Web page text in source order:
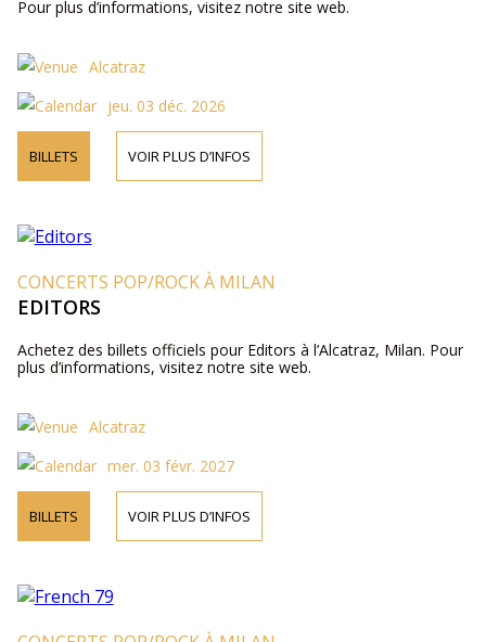
Pour plus d’informations, visitez notre site web.
Alcatraz
jeu. 03 déc. 2026
BILLETS VOIR PLUS D’INFOS
CONCERTS POP/ROCK À MILAN
EDITORS
Achetez des billets officiels pour Editors à l’Alcatraz, Milan. Pour
plus d’informations, visitez notre site web.
Alcatraz
mer. 03 févr. 2027
BILLETS VOIR PLUS D’INFOS